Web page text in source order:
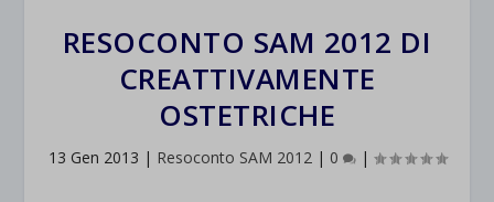
RESOCONTO SAM 2012 DI
CREATTIVAMENTE
OSTETRICHE
13 Gen 2013 | Resoconto SAM 2012| 0 |